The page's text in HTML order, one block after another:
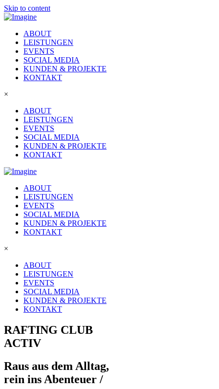
Skip to content
ABOUT
LEISTUNGEN
EVENTS
SOCIAL MEDIA
KUNDEN & PROJEKTE
KONTAKT
×
ABOUT
LEISTUNGEN
EVENTS
SOCIAL MEDIA
KUNDEN & PROJEKTE
KONTAKT
ABOUT
LEISTUNGEN
EVENTS
SOCIAL MEDIA
KUNDEN & PROJEKTE
KONTAKT
×
ABOUT
LEISTUNGEN
EVENTS
SOCIAL MEDIA
KUNDEN & PROJEKTE
KONTAKT
RAFTING CLUB
ACTIV
Raus aus dem Alltag,
rein ins Abenteuer /